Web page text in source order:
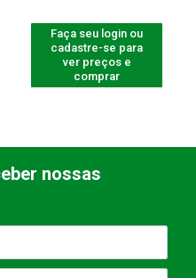
Faça seu login ou
cadastre-se para
ver preços e
comprar
nossas